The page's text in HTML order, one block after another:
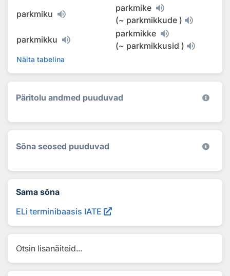
parkmiku
parkmike
(~ parkmikkude )
parkmikku
parkmikke
(~ parkmikkusid )
Näita tabelina
Päritolu andmed puuduvad
Sõna seosed puuduvad
Sama sõna
ELi terminibaasis IATE
Otsin lisanäiteid...